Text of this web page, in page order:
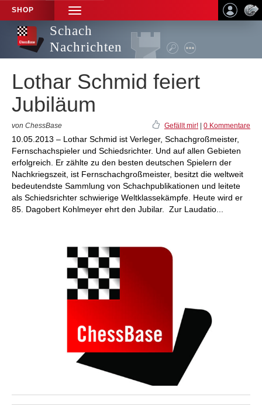
SHOP
TOGGLE
NAVIGATION
Schach
Nachrichten
Lothar Schmid feiert
Jubiläum
von ChessBase Gefällt mir! 0 Kommentare
10.05.2013 – Lothar Schmid ist Verleger, Schachgroßmeister,
Fernschachspieler und Schiedsrichter. Und auf allen Gebieten
erfolgreich. Er zählte zu den besten deutschen Spielern der
Nachkriegszeit, ist Fernschachgroßmeister, besitzt die weltweit
bedeutendste Sammlung von Schachpublikationen und leitete
als Schiedsrichter schwierige Weltklassekämpfe. Heute wird er
85. Dagobert Kohlmeyer ehrt den Jubilar. Zur Laudatio...